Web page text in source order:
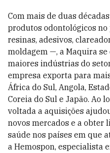
Com mais de duas
produtos odontológicos
resinas, adesivos,
moldagem —, a Maquira
maiores indústrias do
empresa exporta para
África do Sul, Angola,
Coreia do Sul e Japão. Ao
voltada a aquisições
novos mercados e a obter
saúde nos países em que
a Hemospon, especialista